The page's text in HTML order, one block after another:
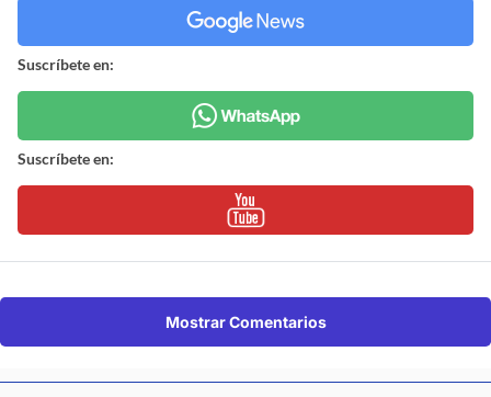
Suscríbete en:
Suscríbete en:
Mostrar Comentarios